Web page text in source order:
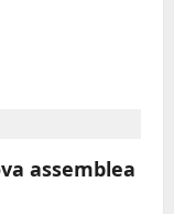
assemblea